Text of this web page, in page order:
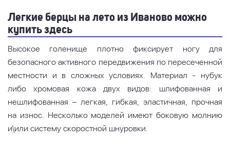
Легкие берцы на лето из Иваново можно
купить здесь
Высокое голенище плотно фиксирует ногу для
безопасного активного передвижения по пересеченной
местности и в сложных условиях. Материал - нубук
либо хромовая кожа двух видов: шлифованная и
нешлифованная – легкая, гибкая, эластичная, прочная
на износ. Несколько моделей имеют боковую молнию
и\или систему скоростной шнуровки.